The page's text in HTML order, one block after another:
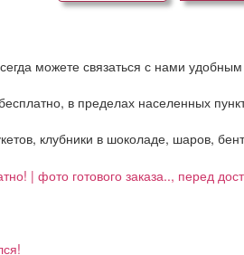
можете связаться с нами
в пределах населенных
клубники в шоколаде, шаров,
| фото готового заказа.., перед